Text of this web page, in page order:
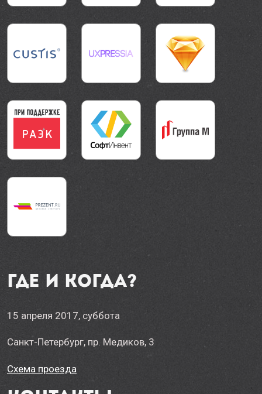
Где и когда?
15 апреля 2017, суббота
Санкт-Петербург, пр. Медиков, 3
Схема проезда